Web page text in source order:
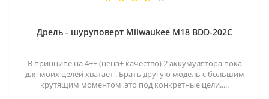
Дрель - шуруповерт Milwaukee M18 BDD-202C
В принципе на 4++ (цена+ качество) 2 аккумулятора пока
для моих целей хватает . Брать другую модель с большим
крутящим моментом ,это под конкретные цели.....